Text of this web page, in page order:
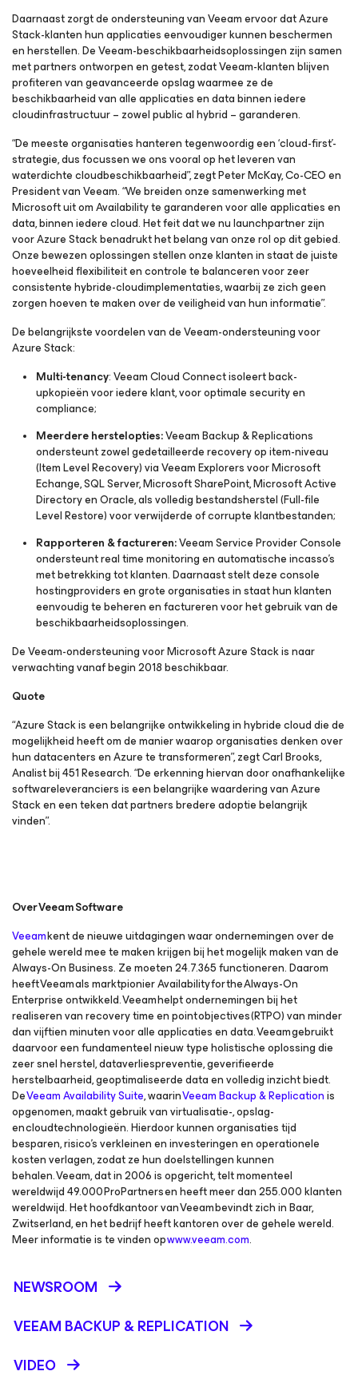
Daarnaast zorgt de ondersteuning van Veeam ervoor dat Azure
Stack-klanten hun applicaties eenvoudiger kunnen beschermen
en herstellen. De Veeam-beschikbaarheidsoplossingen zijn samen
met partners ontworpen en getest, zodat Veeam-klanten blijven
profiteren van geavanceerde opslag waarmee ze de
beschikbaarheid van alle applicaties en data binnen iedere
cloudinfrastructuur – zowel public al hybrid – garanderen.
“De meeste organisaties hanteren tegenwoordig een ‘cloud-first’-
strategie, dus focussen we ons vooral op het leveren van
waterdichte cloudbeschikbaarheid”, zegt Peter McKay, Co-CEO en
President van Veeam. “We breiden onze samenwerking met
Microsoft uit om Availability te garanderen voor alle applicaties en
data, binnen iedere cloud. Het feit dat we nu launchpartner zijn
voor Azure Stack benadrukt het belang van onze rol op dit gebied.
Onze bewezen oplossingen stellen onze klanten in staat de juiste
hoeveelheid flexibiliteit en controle te balanceren voor zeer
consistente hybride-cloudimplementaties, waarbij ze zich geen
zorgen hoeven te maken over de veiligheid van hun informatie”.
De belangrijkste voordelen van de Veeam-ondersteuning voor
Azure Stack:
Multi-tenancy: Veeam Cloud Connect isoleert back-
upkopieën voor iedere klant, voor optimale security en
compliance;
Meerdere herstelopties:Veeam Backup & Replications
ondersteunt zowel gedetailleerde recovery op item-niveau
(Item Level Recovery) via Veeam Explorers voor Microsoft
Echange, SQL Server, Microsoft SharePoint, Microsoft Active
Directory en Oracle, als volledig bestandsherstel (Full-file
Level Restore) voor verwijderde of corrupte klantbestanden;
Rapporteren & factureren:Veeam Service Provider Console
ondersteunt real time monitoring en automatische incasso’s
met betrekking tot klanten. Daarnaast stelt deze console
hostingproviders en grote organisaties in staat hun klanten
eenvoudig te beheren en factureren voor het gebruik van de
beschikbaarheidsoplossingen.
De Veeam-ondersteuning voor Microsoft Azure Stack is naar
verwachting vanaf begin 2018 beschikbaar.
Quote
“Azure Stack is een belangrijke ontwikkeling in hybride cloud die de
mogelijkheid heeft om de manier waarop organisaties denken over
hun datacenters en Azure te transformeren”, zegt Carl Brooks,
Analist bij 451 Research. “De erkenning hiervan door onafhankelijke
softwareleveranciers is een belangrijke waardering van Azure
Stack en een teken dat partners bredere adoptie belangrijk
vinden”.
OverVeeamSoftware
Veeamkent de nieuwe uitdagingen waar ondernemingen over de
gehele wereld mee te maken krijgen bij het mogelijk maken van de
Always-On Business. Ze moeten 24.7.365 functioneren. Daarom
heeft Veeam als marktpionier Availability for the Always-On
Enterprise ontwikkeld. Veeam helpt ondernemingen bij het
realiseren van recovery time en point objectives (RTPO) van minder
dan vijftien minuten voor alle applicaties en data. Veeam gebruikt
daarvoor een fundamenteel nieuw type holistische oplossing die
zeer snel herstel, dataverliespreventie, geverifieerde
herstelbaarheid, geoptimaliseerde data en volledig inzicht biedt.
DeVeeam Availability Suite, waarinVeeam Backup & Replicationis
opgenomen, maakt gebruik van virtualisatie-, opslag-
en cloudtechnologieën. Hierdoor kunnen organisaties tijd
besparen, risico's verkleinen en investeringen en operationele
kosten verlagen, zodat ze hun doelstellingen kunnen
behalen. Veeam, dat in 2006 is opgericht, telt momenteel
wereldwijd 49.000 ProPartners en heeft meer dan 255.000 klanten
wereldwijd. Het hoofdkantoor van Veeam bevindt zich in Baar,
Zwitserland, en het bedrijf heeft kantoren over de gehele wereld.
Meer informatie is te vinden opwww.veeam.com.
NEWSROOM
VEEAM BACKUP &REPLICATION
VIDEO